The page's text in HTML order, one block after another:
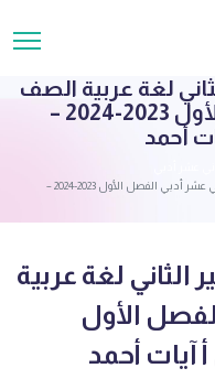
لغة عربية الصف
الثاني عشر أدبي الفصل الأول 2023-2024 –
أحمد
إجابة نماذج الاختبار القصير الثاني لغة عربية الصف الثاني عشر أدبي الفصل الأول 2023-2024 –
الثاني لغة عربية
الأول